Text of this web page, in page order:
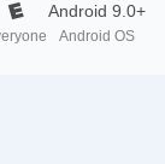
Android 9.0+
Android OS